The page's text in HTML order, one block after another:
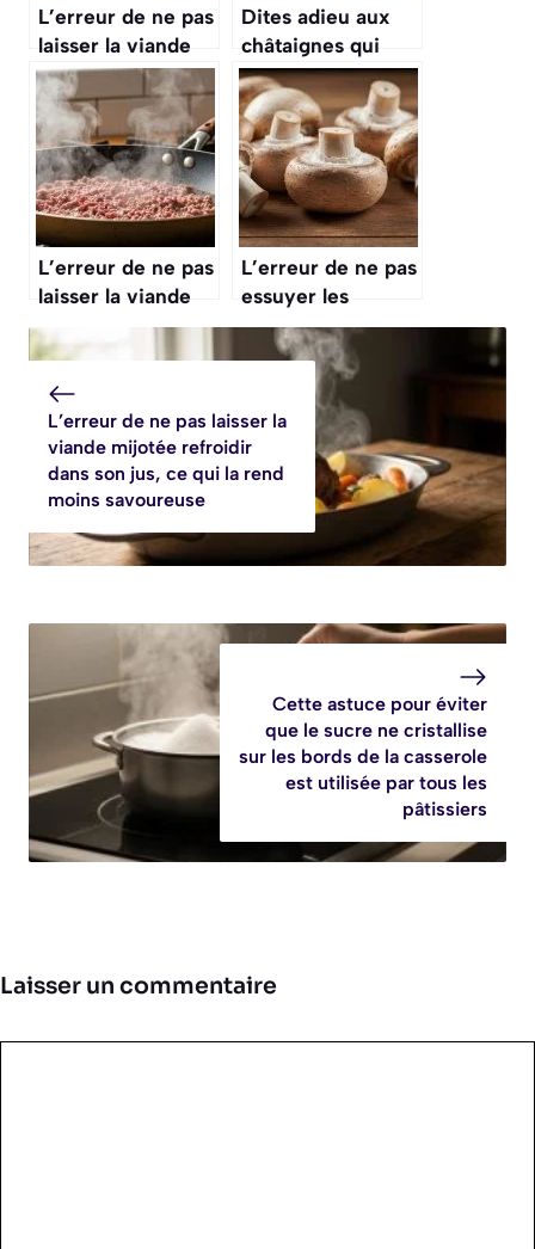
L’erreur de ne pas
laisser la viande
mijotée refroidir
dans son jus, ce
qui la rend moins
savoureuse
Dites adieu aux
châtaignes qui
éclatent partout,
cette astuce de
cuisson au four
est une vraie
révolution
L’erreur de ne pas
laisser la viande
hachée bien
colorer avant
d’ajouter les
autres ingrédients
L’erreur de ne pas
essuyer les
champignons
avant de les
cuisiner, ce qui les
gorge d’eau
L’erreur de ne pas laisser la
viande mijotée refroidir
dans son jus, ce qui la rend
moins savoureuse
Cette astuce pour éviter
que le sucre ne cristallise
sur les bords de la casserole
est utilisée par tous les
pâtissiers
Laisser un commentaire